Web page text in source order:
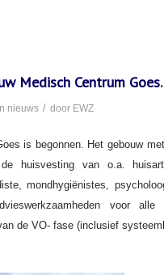
Medisch Centrum Goes.
nieuws / door EWZ
is begonnen. Het gebouw
huisvesting van o.a.
mondhygiënistes,
voor alle
de VO- fase (inclusief